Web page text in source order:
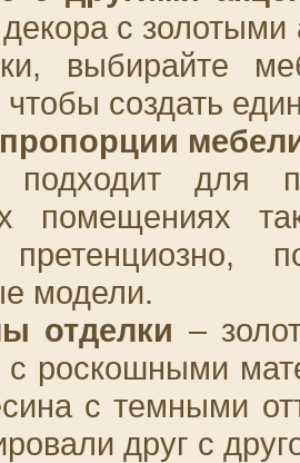
с
выбирайте
создать
подходит для
помещениях
модели.
отделки –
с роскошными
с темными
друг с